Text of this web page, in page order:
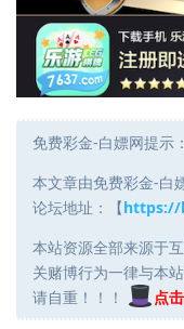
免费彩金-白嫖网提示：
本文章由免费彩金-白
论坛地址：【https://
本站资源全部来源于
关赌博行为一律与本
请自重！！！
点